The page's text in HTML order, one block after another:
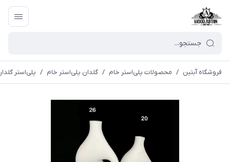
فروشگاه آبتین / محصولات پلی‌استر خام / گلدان پلی‌استر خام / پلی‌استر